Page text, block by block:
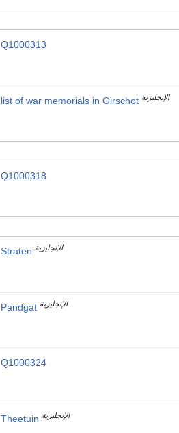
Q1000313
list of war memorials in Oirschot الإنجليزية
Q1000318
Straten الإنجليزية
Pandgat الإنجليزية
Q1000324
Theetuin الإنجليزية